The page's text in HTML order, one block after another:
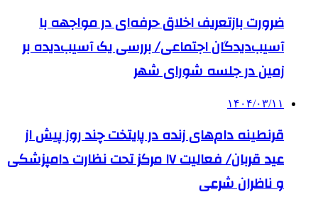
ضرورت بازتعریف اخلاق حرفه‌ای در مواجهه با
آسیب‌دیدگان اجتماعی/ بررسی یک آسیب‌دیده بر
زمین در جلسه شورای شهر
۱۴۰۴/۰۳/۱۱
قرنطینه دام‌های زنده در پایتخت چند روز پیش از
عید قربان/ فعالیت ۱۷ مرکز تحت نظارت دامپزشکی
و ناظران شرعی